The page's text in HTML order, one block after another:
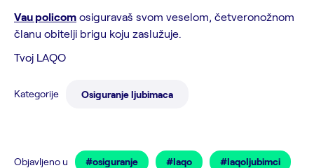
Vau policom osiguravaš svom veselom, četveronožnom
članu obitelji brigu koju zaslužuje.
Tvoj LAQO
Kategorije Osiguranje ljubimaca
Objavljeno u #osiguranje #laqo #laqoljubimci